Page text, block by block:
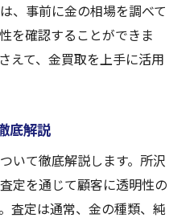
、事前に金の相場を調べて
を確認することができま
えて、金買取を上手に活用
底解説
いて徹底解説します。所沢
定を通じて顧客に透明性の
査定は通常、金の種類、純